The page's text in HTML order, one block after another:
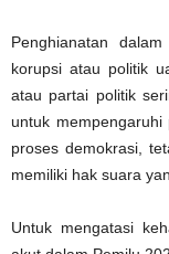
Penghianatan
korupsi atau politik
atau partai politik
untuk
proses demokrasi,
memiliki hak suara
Untuk mengatasi